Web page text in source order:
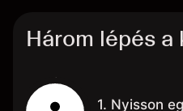
Három lépés a
1. Nyisson